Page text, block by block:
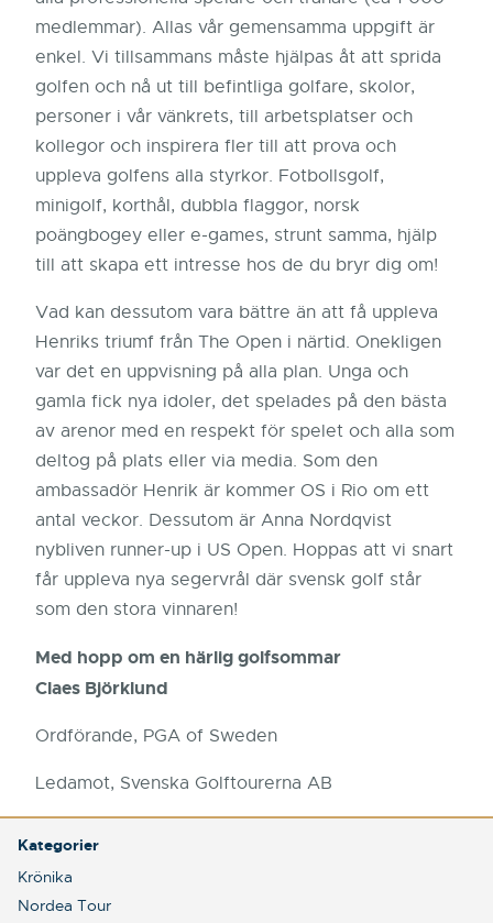
medlemmar). Allas vår gemensamma uppgift är
enkel. Vi tillsammans måste hjälpas åt att sprida
golfen och nå ut till befintliga golfare, skolor,
personer i vår vänkrets, till arbetsplatser och
kollegor och inspirera fler till att prova och
uppleva golfens alla styrkor. Fotbollsgolf,
minigolf, korthål, dubbla flaggor, norsk
poängbogey eller e-games, strunt samma, hjälp
till att skapa ett intresse hos de du bryr dig om!
Vad kan dessutom vara bättre än att få uppleva
Henriks triumf från The Open i närtid. Onekligen
var det en uppvisning på alla plan. Unga och
gamla fick nya idoler, det spelades på den bästa
av arenor med en respekt för spelet och alla som
deltog på plats eller via media. Som den
ambassadör Henrik är kommer OS i Rio om ett
antal veckor. Dessutom är Anna Nordqvist
nybliven runner-up i US Open. Hoppas att vi snart
får uppleva nya segervrål där svensk golf står
som den stora vinnaren!
Med hopp om en härlig golfsommar
Claes Björklund
Ordförande, PGA of Sweden
Ledamot, Svenska Golftourerna AB
Kategorier
Krönika
Nordea Tour